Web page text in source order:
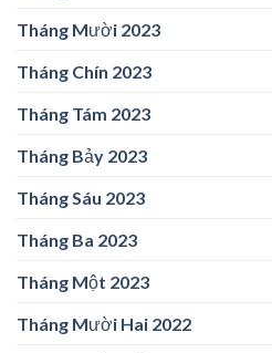
Tháng Mười 2023
Tháng Chín 2023
Tháng Tám 2023
Tháng Bảy 2023
Tháng Sáu 2023
Tháng Ba 2023
Tháng Một 2023
Tháng Mười Hai 2022